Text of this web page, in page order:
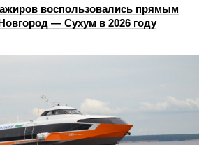
воспользовались прямым
— Сухум в 2026 году